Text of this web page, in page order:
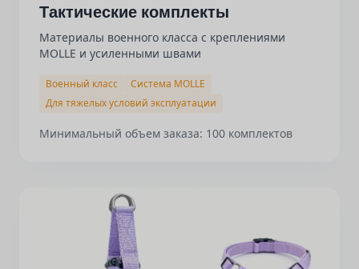
Тактические комплекты
Материалы военного класса с креплениями
MOLLE и усиленными швами
Военный класс
Система MOLLE
Для тяжелых условий эксплуатации
Минимальный объем заказа: 100 комплектов